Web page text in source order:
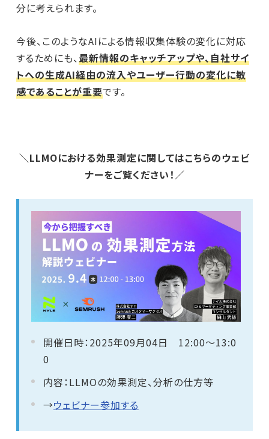
分に考えられます。
今後、このようなAIによる情報収集体験の変化に対応
するためにも、最新情報のキャッチアップや、自社サイ
トへの生成AI経由の流入やユーザー行動の変化に敏
感であることが重要です。
＼LLMOにおける効果測定に関してはこちらのウェビ
ナーをご覧ください！／
開催日時：2025年09月04日 12:00～13:0
0
内容：LLMOの効果測定、分析の仕方等
→ウェビナー参加する